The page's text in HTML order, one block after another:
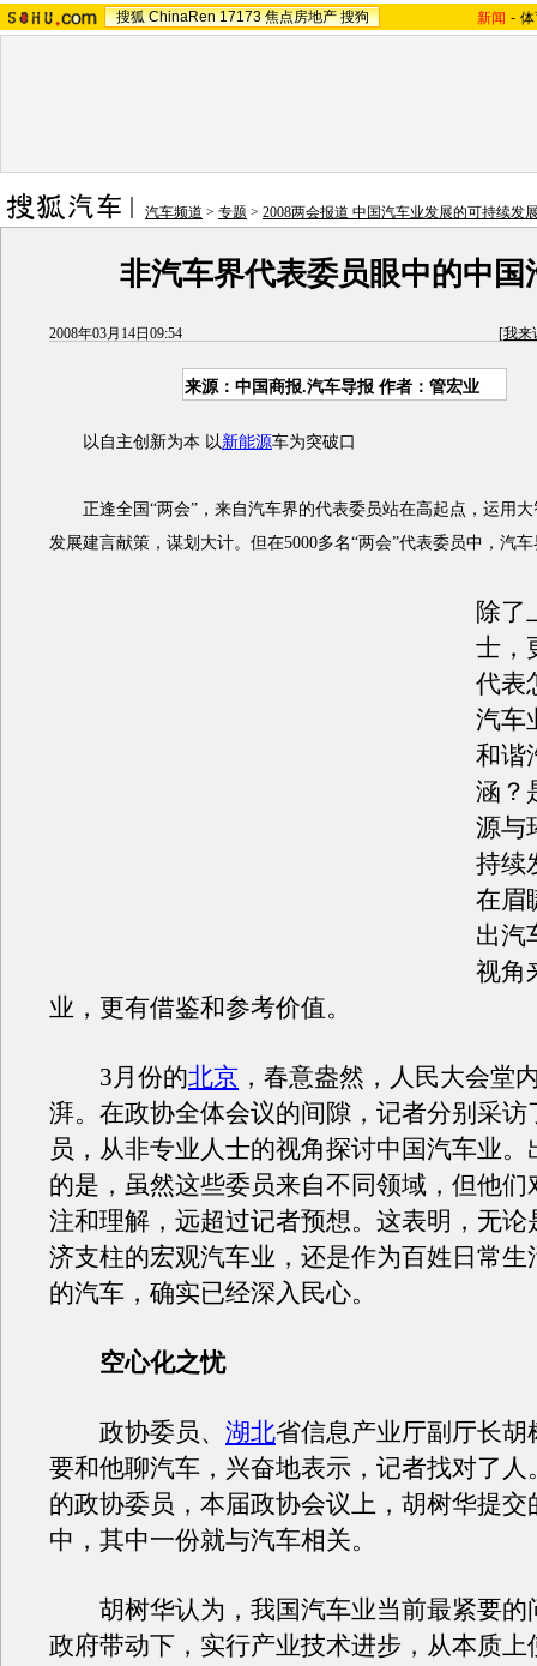
搜狐 ChinaRen 17173 焦点房地产 搜狗 新闻 -
汽车频道 > 专题 > 2008两会报道 中国汽车业发展的可持续发
非汽车界代表委员眼中的中国
2008年03月14日09:54 [我来
来源：中国商报.汽车导报 作者：管宏业
以自主创新为本 以新能源车为突破口
正逢全国“两会”，来自汽车界的代表委员站在高起点，运用大
发展建言献策，谋划大计。但在5000多名“两会”代表委员中，汽
除了
士，
代表
汽车
和谐
涵？
源与
持续
在眉
出汽
视角
业，更有借鉴和参考价值。
3月份的北京 ，春意盎然，人民大会堂
湃。在政协全体会议的间隙，记者分别采访
员，从非专业人士的视角探讨中国汽车业。
的是，虽然这些委员来自不同领域，但他们
注和理解，远超过记者预想。这表明，无论
济支柱的宏观汽车业，还是作为百姓日常生
的汽车，确实已经深入民心。
空心化之忧
政协委员、 湖北省信息产业厅副厅长胡
要和他聊汽车，兴奋地表示，记者找对了人
的政协委员，本届政协会议上，胡树华提交
中，其中一份就与汽车相关。
胡树华认为，我国汽车业当前最紧要的
政府带动下，实行产业技术进步，从本质上